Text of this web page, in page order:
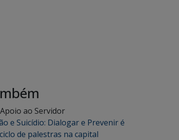
ao Servidor
e Suicídio: Dialogar e Prevenir é
de palestras na capital